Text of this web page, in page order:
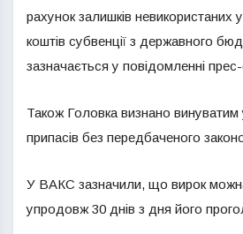
рахунок залишків невикористаних
коштів субвенції з державного
зазначається у повідомленні
Також Головка визнано винуватим
припасів без передбаченого
У ВАКС зазначили, що вирок
упродовж 30 днів з дня його